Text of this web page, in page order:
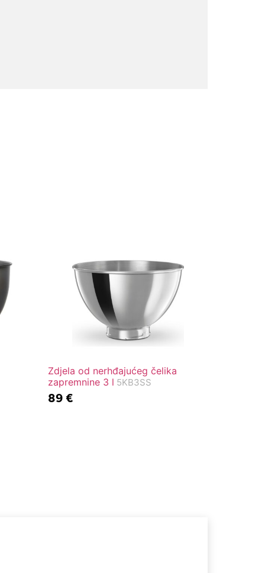
Zdjela od nerhđajućeg čelika
zapremnine 3 l 5KB3SS
89 €